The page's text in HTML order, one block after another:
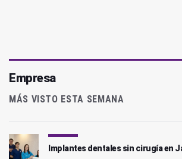
Empresa
MÁS VISTO ESTA SEMANA
Implantes dentales sin cirugía en